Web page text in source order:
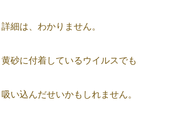
詳細は、わかりません。
黄砂に付着しているウイルスでも
吸い込んだせいかもしれません。